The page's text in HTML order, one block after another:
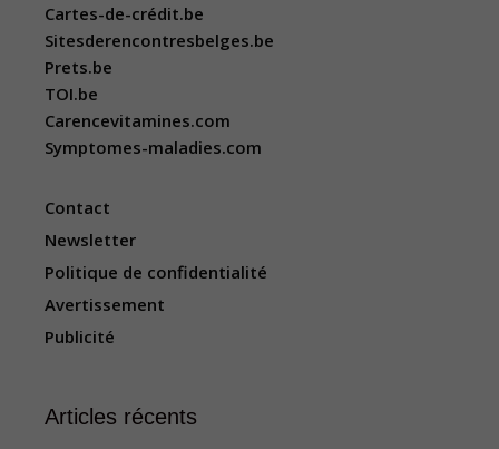
Cartes-de-crédit.be
Sitesderencontresbelges.be
Prets.be
TOI.be
Carencevitamines.com
Symptomes-maladies.com
Contact
Newsletter
Politique de confidentialité
Avertissement
Publicité
Articles récents